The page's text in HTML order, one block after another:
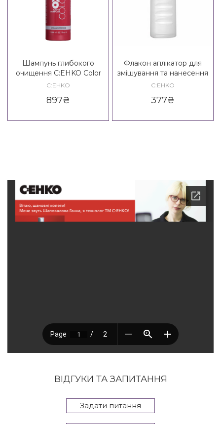
Шампунь глибокого
очищення C:EHKO Color
Purify Shampoo
C:EHKO
897₴
Флакон аплікатор для
змішування та нанесення
сріблясто-білого
C:EHKO
377₴
ВІДГУКИ ТА ЗАПИТАННЯ
Задати питання